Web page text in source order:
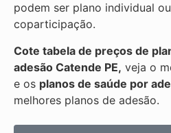
podem ser plano individual
coparticipação.
Cote tabela de preços de
adesão Catende PE, veja o
e os planos de saúde por
melhores planos de adesão.